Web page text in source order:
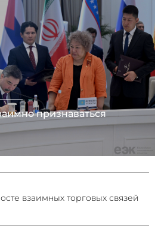
признаваться
взаимных торговых связей